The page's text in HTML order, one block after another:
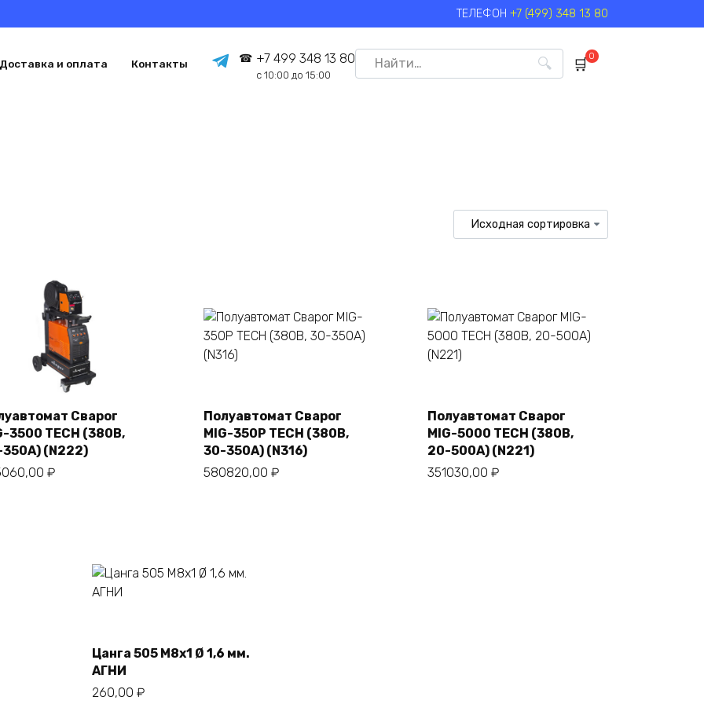
ТЕЛЕФОН +7 (499) 348 13 80
Доставка и оплата Контакты +7 499 348 13 80
с 10:00 до 15:00
Search
for:
0
В корзину
Сварог
3500 TECH (380В,
(N222)
₽
В корзину
Полуавтомат Сварог
MIG-350P TECH (380В,
30-350А) (N316)
580820,00 ₽
В корзину
Полуавтомат Сварог
MIG-5000 TECH (380В,
20-500А) (N221)
351030,00 ₽
В корзину
Цанга 505 М8х1 Ø 1,6 мм.
АГНИ
260,00 ₽